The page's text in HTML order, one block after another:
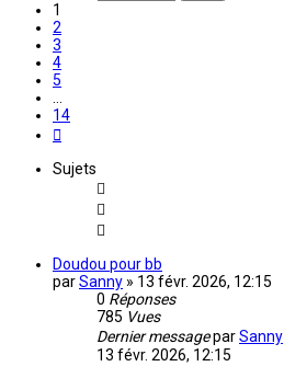
1
2
3
4
5
14
Sujets
Doudou pour bb
parSanny » 13 févr. 2026, 12:15
0 Réponses
785 Vues
Dernier messageparSanny
13 févr. 2026, 12:15